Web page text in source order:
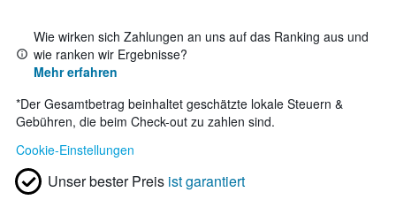
Wie wirken sich Zahlungen an uns auf das Ranking aus und
wie ranken wir Ergebnisse?
Mehr erfahren
*Der Gesamtbetrag beinhaltet geschätzte lokale Steuern &
Gebühren, die beim Check-out zu zahlen sind.
Cookie-Einstellungen
Unser bester Preis ist garantiert